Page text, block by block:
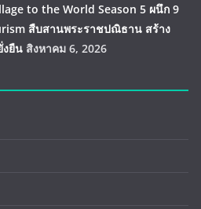
to the World Season 5 ผนึก 9
สืบสานพระราชปณิธาน สร้าง
งยืน สิงหาคม 6, 2026